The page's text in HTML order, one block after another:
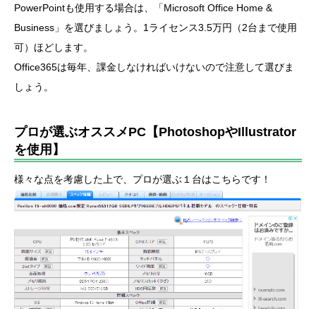
PowerPointも使用する場合は、「Microsoft Office Home &
Business」を選びましょう。1ライセンス3.5万円（2台まで使用
可）ほどします。
Office365は毎年、課金しなければいけないので注意して選びま
しょう。
プロが選ぶオススメPC【PhotoshopやIllustrator
を使用】
様々な点を考慮した上で、プロが選ぶ１台はこちらです！